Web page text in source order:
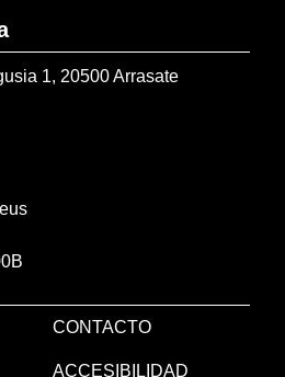
1, 20500 Arrasate
CONTACTO
ACCESIBILIDAD